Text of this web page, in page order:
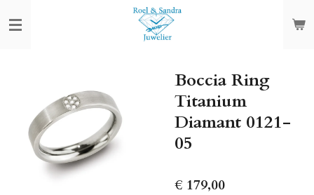
direct
Boccia Ring
Titanium
Diamant 0121-
05
€ 179,00